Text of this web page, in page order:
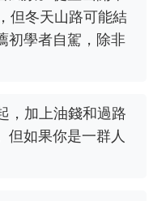
但冬天山路可能結
初學者自駕，除非
，加上油錢和過路
但如果你是一群人